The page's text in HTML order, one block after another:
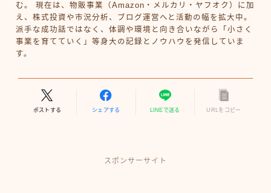
む。 現在は、物販事業（Amazon・メルカリ・ヤフオク）に加
え、株式投資や市況分析、ブログ運営へと活動の幅を拡大中。
派手な成功話ではなく、体調や環境と向き合いながら「小さく
事業を育てていく」等身大の記録とノウハウを発信していま
す。
ポストする シェアする LINEで送る URLをコピー
スポンサーサイト